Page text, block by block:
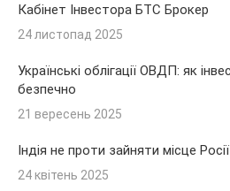
Кабінет Інвестора БТС Брокер
24 листопад 2025
Українські облігації ОВДП: як
безпечно
21 вересень 2025
Індія не проти зайняти місце
24 квітень 2025